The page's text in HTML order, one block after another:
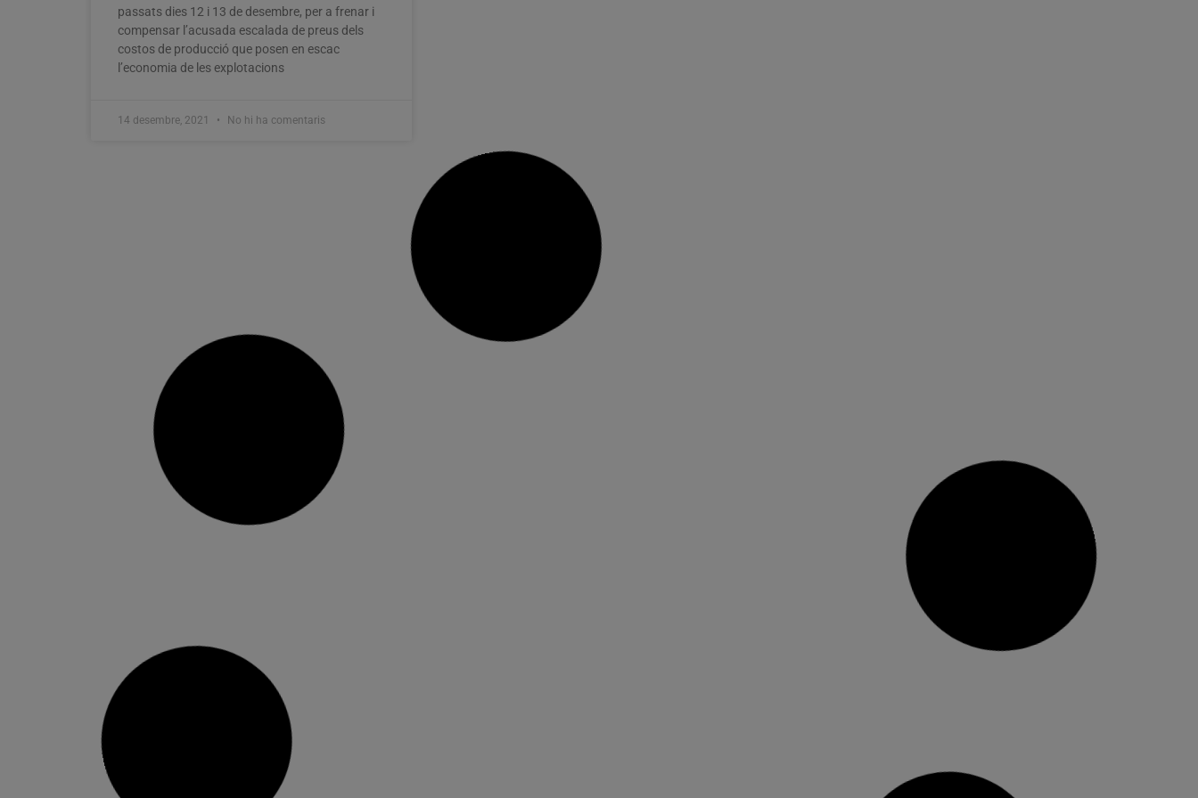
passats dies 12 i 13 de desembre, per a frenar i
compensar l’acusada escalada de preus dels
costos de producció que posen en escac
l’economia de les explotacions
Alboraia presenta les seues
renovades Rutes per l’Horta
La regidoria de Turisme ha renovat els panells
informatius i la imatge en la seua aposta pel
turisme sostenible L’Ajuntament d’Alboraia ha
presentat hui les renovades Rutes per l’Horta
14 desembre, 2021 No hi ha comentaris
120 dones amb càrrecs de responsabilitat en les
seues empreses han participat en el programa
des de la seua posada en marxa en 2019
L’Ajuntament de València, a través de València
Activa, al costat de CEV València ha clausurat
hui la tercera edició de ‘Lidereses’, el programa